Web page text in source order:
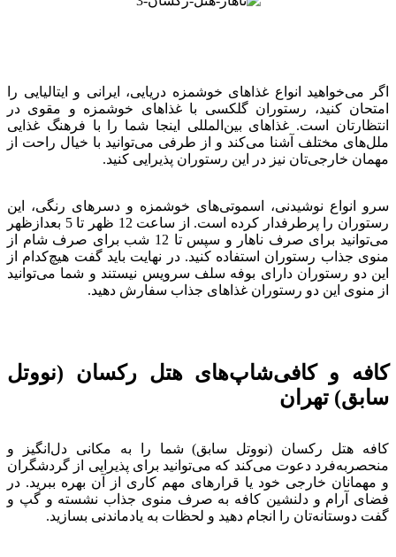
اگر می‌خواهید انواع غذاهای خوشمزه دریایی، ایرانی و ایتالیایی را
امتحان کنید، رستوران گلکسی با غذاهای خوشمزه و مقوی در
انتظارتان است. غذاهای بین‌المللی اینجا شما را با فرهنگ غذایی
ملل‌های مختلف آشنا می‌کند و از طرفی می‌توانید با خیال راحت از
مهمان خارجی‌تان نیز در این رستوران پذیرایی کنید.
سرو انواع نوشیدنی، اسموتی‌های خوشمزه و دسرهای رنگی، این
رستوران را پرطرفدار کرده است. از ساعت 12 ظهر تا 5 بعدازظهر
می‌توانید برای صرف ناهار و سپس تا 12 شب برای صرف شام از
منوی جذاب رستوران استفاده کنید. در نهایت باید گفت هیچ‌کدام از
این دو رستوران دارای بوفه سلف سرویس نیستند و شما می‌توانید
از منوی این دو رستوران غذاهای جذاب سفارش دهید.
کافه و کافی‌شاپ‌های هتل رکسان (نووتل
سابق) تهران
کافه هتل رکسان (نووتل سابق) شما را به مکانی دل‌انگیز و
منحصربه‌فرد دعوت می‌کند که می‌توانید برای پذیرایی از گردشگران
و مهمانان خارجی خود یا قرارهای مهم کاری از آن بهره ببرید. در
فضای آرام و دلنشین کافه به صرف منوی جذاب نشسته و گپ و
گفت دوستانه‌تان را انجام دهید و لحظات به یادماندنی بسازید.